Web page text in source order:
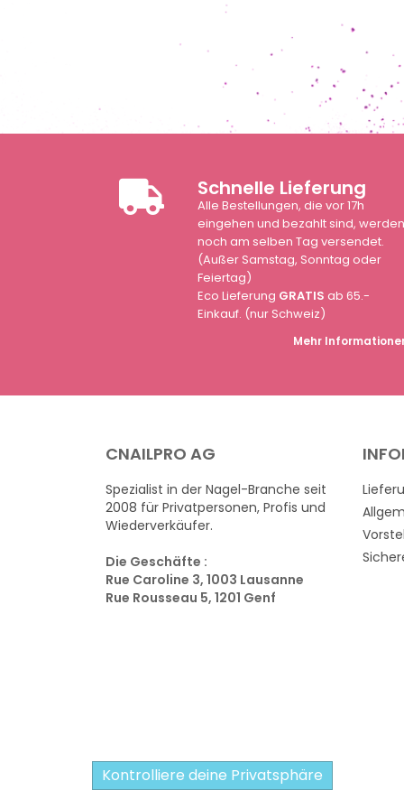
Schnelle Lieferung
Alle Bestellungen, die vor 17h
eingehen und bezahlt sind,
noch am selben Tag versendet.
(Außer Samstag, Sonntag oder
Feiertag)
Eco Lieferung GRATIS ab 65.-
Einkauf. (nur Schweiz)
Mehr
CNAILPRO AG
Spezialist in der Nagel-Branche seit
2008 für Privatpersonen, Profis und
Wiederverkäufer.
Die Geschäfte :
Rue Caroline 3, 1003 Lausanne
Rue Rousseau 5, 1201 Genf
Kontrolliere deine Privatsphäre